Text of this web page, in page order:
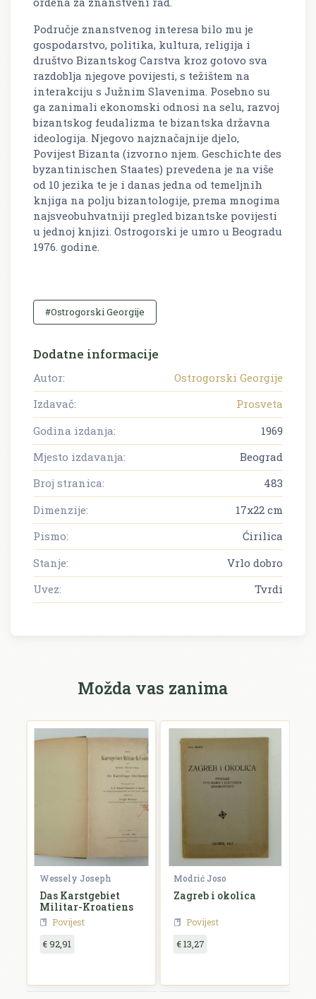
Područje znanstvenog interesa bilo mu je
gospodarstvo, politika, kultura, religija i
društvo Bizantskog Carstva kroz gotovo sva
razdoblja njegove povijesti, s težištem na
interakciju s Južnim Slavenima. Posebno su
ga zanimali ekonomski odnosi na selu, razvoj
bizantskog feudalizma te bizantska državna
ideologija. Njegovo najznačajnije djelo,
Povijest Bizanta (izvorno njem. Geschichte des
byzantinischen Staates) prevedena je na više
od 10 jezika te je i danas jedna od temeljnih
knjiga na polju bizantologije, prema mnogima
najsveobuhvatniji pregled bizantske povijesti
u jednoj knjizi. Ostrogorski je umro u Beogradu
1976. godine.
#Ostrogorski Georgije
Dodatne informacije
Autor:
Ostrogorski Georgije
Izdavač:
Prosveta
Godina izdanja:
1969
Mjesto izdavanja:
Beograd
Broj stranica:
483
Dimenzije:
17x22 cm
Pismo:
Ćirilica
Stanje:
Vrlo dobro
Uvez:
Tvrdi
Možda vas zanima
Wessely Joseph
Das Karstgebiet
Militar-Kroatiens
Povijest
€ 92,91
Modrić Joso
Zagreb i okolica
Povijest
€ 13,27